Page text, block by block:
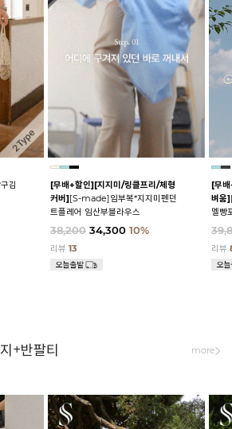
김
[무배+할인][지지미/링클프리/체형
커버][S-made]임부복*지지미펜던
트플레어 임산부블라우스
38,200 34,300 10%
리뷰13
[무
벼움]
멜빵
리뷰
+반팔티 more